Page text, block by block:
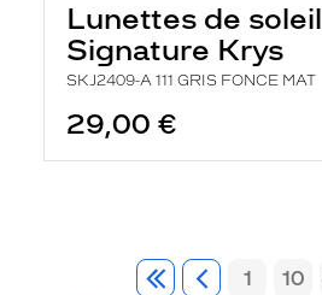
Lunettes de soleil
Signature Krys
SKJ2409-A 111 GRIS FONCE MAT
29,00 €
1 10